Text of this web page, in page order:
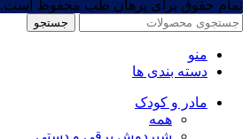
تمام حقوق برای پرهان طب محفوظ است.
جستجو
منو
دسته بندی ها
مادر و کودک
همه
شیردوش برقی و دستی